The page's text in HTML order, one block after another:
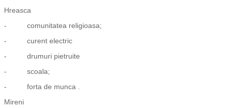
Hreasca
- comunitatea religioasa;
- curent electric
- drumuri pietruite
- scoala;
- forta de munca .
Mireni